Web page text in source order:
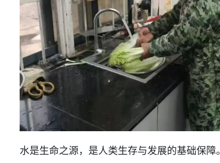
水是生命之源，是人类生存与发展的基础保